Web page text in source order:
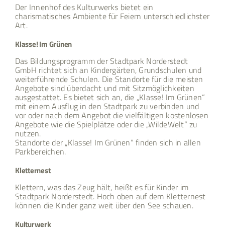
Der Innenhof des Kulturwerks bietet ein
charismatisches Ambiente für Feiern unterschiedlichster
Art.
Klasse! Im Grünen
Das Bildungsprogramm der Stadtpark Norderstedt
GmbH richtet sich an Kindergärten, Grundschulen und
weiterführende Schulen. Die Standorte für die meisten
Angebote sind überdacht und mit Sitzmöglichkeiten
ausgestattet. Es bietet sich an, die „Klasse! Im Grünen“
mit einem Ausflug in den Stadtpark zu verbinden und
vor oder nach dem Angebot die vielfältigen kostenlosen
Angebote wie die Spielplätze oder die „WildeWelt“ zu
nutzen.
Standorte der „Klasse! Im Grünen“ finden sich in allen
Parkbereichen.
Kletternest
Klettern, was das Zeug hält, heißt es für Kinder im
Stadtpark Norderstedt. Hoch oben auf dem Kletternest
können die Kinder ganz weit über den See schauen.
Kulturwerk